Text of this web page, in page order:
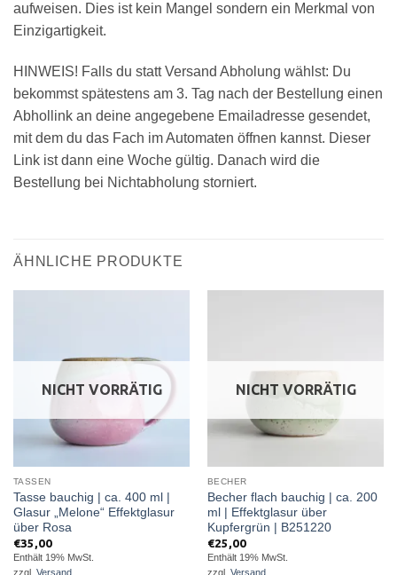
aufweisen. Dies ist kein Mangel sondern ein Merkmal von
Einzigartigkeit.
HINWEIS! Falls du statt Versand Abholung wählst: Du
bekommst spätestens am 3. Tag nach der Bestellung einen
Abhollink an deine angegebene Emailadresse gesendet,
mit dem du das Fach im Automaten öffnen kannst. Dieser
Link ist dann eine Woche gültig. Danach wird die
Bestellung bei Nichtabholung storniert.
ÄHNLICHE PRODUKTE
NICHT VORRÄTIG
TASSEN
Tasse bauchig | ca. 400 ml |
Glasur „Melone“ Effektglasur
über Rosa
€35,00
Enthält 19% MwSt.
zzgl. Versand
NICHT VORRÄTIG
BECHER
Becher flach bauchig | ca. 200
ml | Effektglasur über
Kupfergrün | B251220
€25,00
Enthält 19% MwSt.
zzgl. Versand